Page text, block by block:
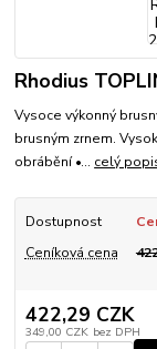
Rhodius
Vysoce výkonný
brusným zrnem.
obrábění •... celý
Dostupnost
Ceníková cena
422,29 CZK
349,00 CZK bez DPH